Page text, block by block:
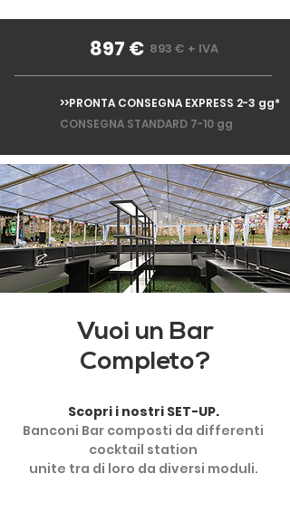
897 € 893 € + IVA
>>PRONTA CONSEGNA EXPRESS 2-3 gg*
CONSEGNA STANDARD 7-10 gg
Vuoi un Bar
Completo?
Scopri i nostri SET-UP.
Banconi Bar composti da differenti
cocktail station
unite tra di loro da diversi moduli.